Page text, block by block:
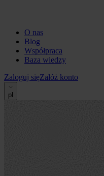
O nas
Blog
Współpraca
Baza wiedzy
Zaloguj sięZałóż konto
pl